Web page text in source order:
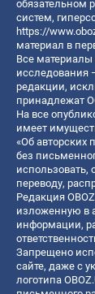
обязательном
систем,
https://
материал в
Все материалы
исследования
редакции,
принадлежат
На все
имеет
«Об авторских
без
использовать,
переводу,
Редакция
изложенную в
информации,
Запрещено
сайте, даже с
логотипа